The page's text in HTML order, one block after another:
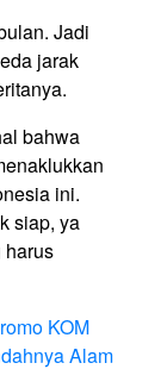
Jadi
jarak
bahwa
ini.
siap, ya
harus
KOM
Alam